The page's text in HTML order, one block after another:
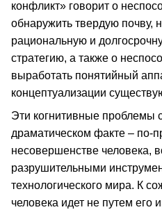
конфликт» говорит о
обнаружить твердую почву,
рациональную и
стратегию, а также о
выработать понятийный
концептуализации
Эти когнитивные проблемы
драматическом факте – по-
несовершенстве человека,
разрушительными
технологического мира. К
человека идет не путем его